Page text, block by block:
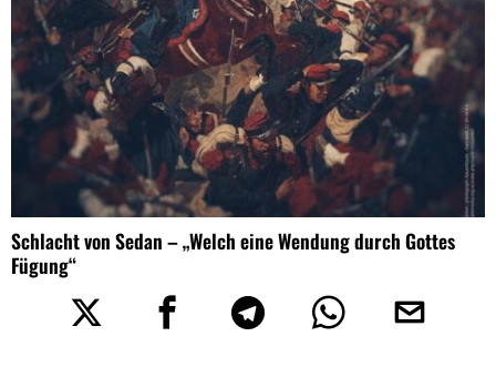
Schlacht von Sedan – „Welch eine Wendung durch Gottes
Fügung“